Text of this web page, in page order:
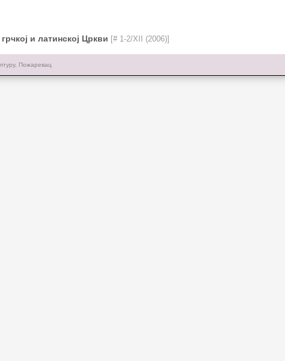
и латинској Цркви [# 1-2/XII (2006)]
Пожаревац